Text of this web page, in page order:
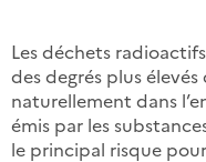
Les déchets
des degrés plus
naturellement dans
émis par les
le principal risque